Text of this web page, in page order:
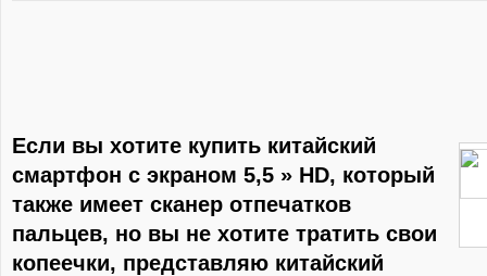
Если вы хотите купить китайский
смартфон с экраном 5,5 » HD, который
также имеет сканер отпечатков
пальцев, но вы не хотите тратить свои
копеечки, представляю китайский